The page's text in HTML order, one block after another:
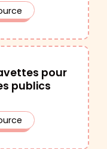
pour
publics